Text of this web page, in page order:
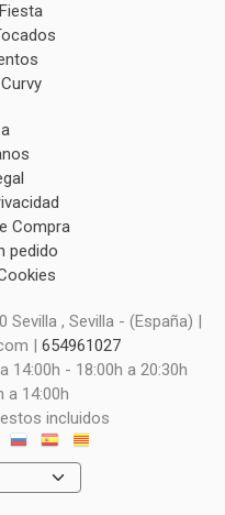
Compra
pedido
, Sevilla - (España) |
| 654961027
14:00h - 18:00h a 20:30h
a 14:00h
incluidos